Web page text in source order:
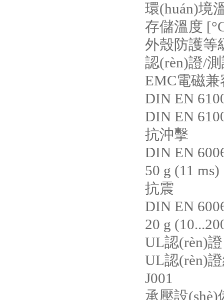
環(huán)境
存儲溫度
外殼防護等
認(rèn)證/
EMC電磁
DIN EN
DIN EN
抗沖擊
DIN EN
50 g (11 ms)
抗震
DIN EN
20 g
UL認(rèn)
UL認(rèn)
J001
承壓設